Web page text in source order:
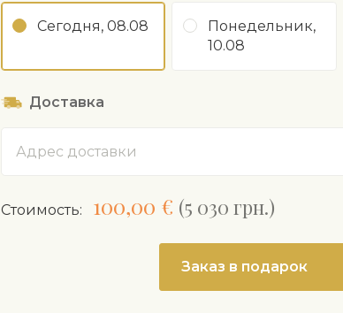
Сегодня, 08.08
Понедельник,
10.08
Доставка
Cтоимость: 100,00 € (5 030 грн.)
Заказ в подарок